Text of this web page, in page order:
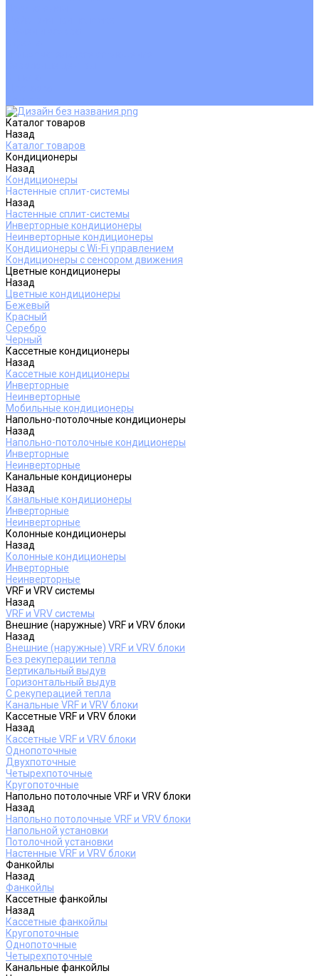
Каталог товаров
Назад
Каталог товаров
Кондиционеры
Назад
Кондиционеры
Настенные сплит-системы
Назад
Настенные сплит-системы
Инверторные кондиционеры
Неинверторные кондиционеры
Кондиционеры с Wi-Fi управлением
Кондиционеры с сенсором движения
Цветные кондиционеры
Назад
Цветные кондиционеры
Бежевый
Красный
Серебро
Черный
Кассетные кондиционеры
Назад
Кассетные кондиционеры
Инверторные
Неинверторные
Мобильные кондиционеры
Напольно-потолочные кондиционеры
Назад
Напольно-потолочные кондиционеры
Инверторные
Неинверторные
Канальные кондиционеры
Назад
Канальные кондиционеры
Инверторные
Неинверторные
Колонные кондиционеры
Назад
Колонные кондиционеры
Инверторные
Неинверторные
VRF и VRV системы
Назад
VRF и VRV системы
Внешние (наружные) VRF и VRV блоки
Назад
Внешние (наружные) VRF и VRV блоки
Без рекуперации тепла
Вертикальный выдув
Горизонтальный выдув
С рекуперацией тепла
Канальные VRF и VRV блоки
Кассетные VRF и VRV блоки
Назад
Кассетные VRF и VRV блоки
Однопоточные
Двухпоточные
Четырехпоточные
Кругопоточные
Напольно потолочные VRF и VRV блоки
Назад
Напольно потолочные VRF и VRV блоки
Напольной установки
Потолочной установки
Настенные VRF и VRV блоки
Фанкойлы
Назад
Фанкойлы
Кассетные фанкойлы
Назад
Кассетные фанкойлы
Кругопоточные
Однопоточные
Четырехпоточные
Канальные фанкойлы